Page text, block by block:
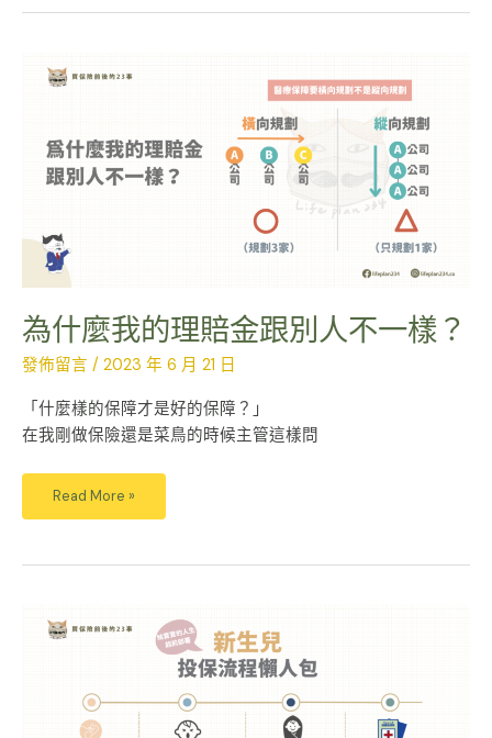
為什麼我的理賠金跟別人不一樣？
發佈留言 / 2023 年 6 月 21 日
「什麼樣的保障才是好的保障？」
在我剛做保險還是菜鳥的時候主管這樣問
什
麼
賠
金
跟
別
人
樣？
Read More »
生
兒